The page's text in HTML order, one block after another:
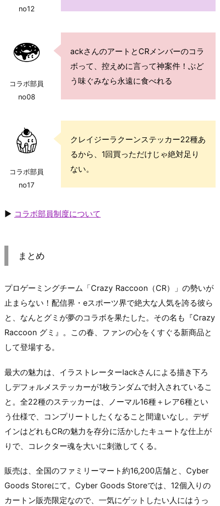
no12
コラボ部員
no08
ackさんのアートとCRメンバーのコラ
ボって、控えめに言って神案件！ぶど
う味ぐみなら永遠に食べれる
コラボ部員
no17
クレイジーラクーンステッカー22種あ
るから、1回買っただけじゃ絶対足り
ない。
▶ コラボ部員制度について
まとめ
プロゲーミングチーム「Crazy Raccoon（CR）」の勢いが
止まらない！配信界・eスポーツ界で絶大な人気を誇る彼ら
と、なんとグミが夢のコラボを果たした。その名も『Crazy
Raccoon グミ』。この春、ファンの心をくすぐる新商品と
して登場する。
最大の魅力は、イラストレーターlackさんによる描き下ろ
しデフォルメステッカーが1枚ランダムで封入されているこ
と。全22種のステッカーは、ノーマル16種＋レア6種とい
う仕様で、コンプリートしたくなること間違いなし。デザ
インはどれもCRの魅力を存分に活かしたキュートな仕上が
りで、コレクター魂を大いに刺激してくる。
販売は、全国のファミリーマート約16,200店舗と、Cyber
Goods Storeにて。Cyber Goods Storeでは、12個入りの
カートン販売限定なので、一気にゲットしたい人にはうっ